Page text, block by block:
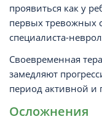
проявиться как у
первых тревожных
специалиста-
Своевременная
замедляют
период активной
Осложнения